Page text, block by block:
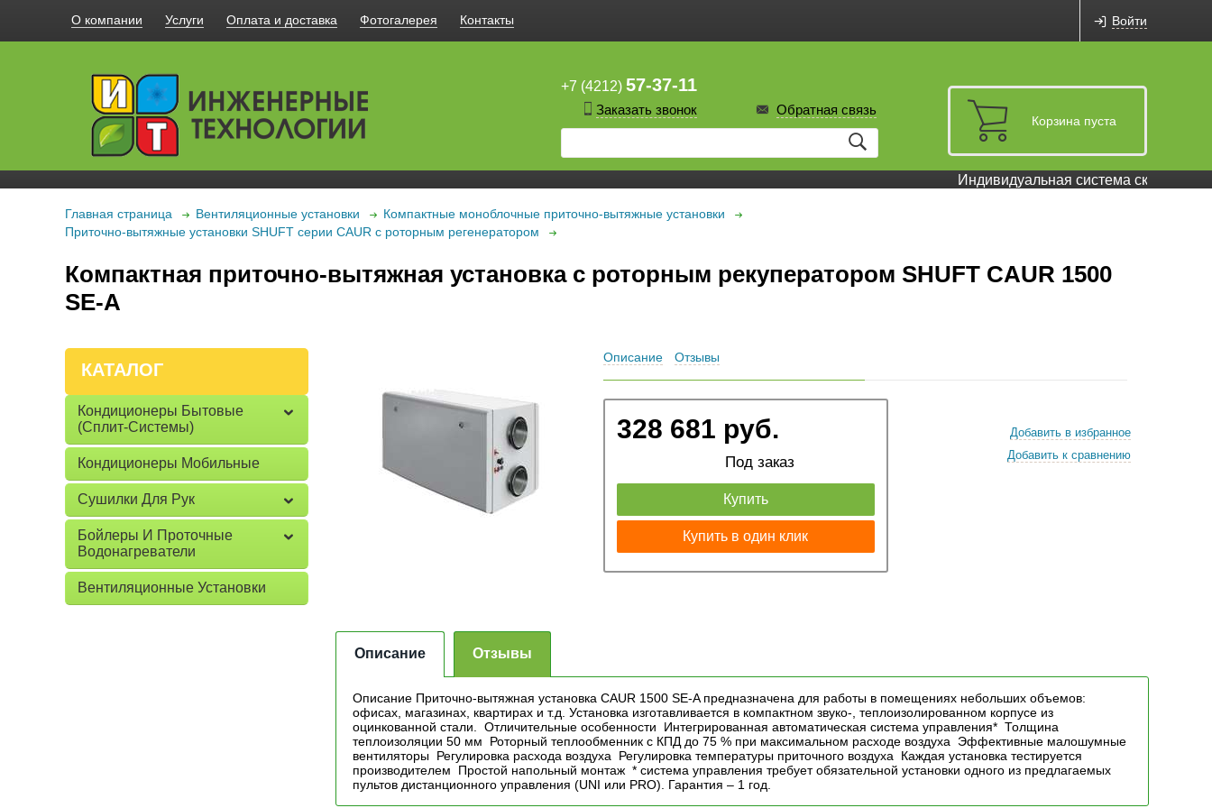
Войти
+7 (4212) 57-37-11
Заказать звонок Обратная связь
Корзина пуста
О компании Услуги Оплата и доставка Фотогалерея Контакты
Индивидуальная система скидок и
Главная страница Вентиляционные установки
Компактные моноблочные приточно-вытяжные установки
Приточно-вытяжные установки SHUFT серии CAUR с роторным регенератором
Компактная приточно-вытяжная установка с роторным рекуператором SHUFT CAUR 1500
SE-A
КАТАЛОГ
Кондиционеры Бытовые
(сплит-Системы)
Кондиционеры Мобильные
Сушилки Для Рук
Бойлеры И Проточные
Водонагреватели
Вентиляционные Установки
Описание Отзывы
328 681 руб.
Под заказ
Купить
Купить в один клик
Добавить в избранное
Добавить к сравнению
Описание
Описание Приточно-вытяжная установка CAUR 1500 SE-A предназначена для работы в помещениях небольших объемов:
офисах, магазинах, квартирах и т.д. Установка изготавливается в компактном звуко-, теплоизолированном корпусе из
оцинкованной стали. Отличительные особенности Интегрированная автоматическая система управления* Толщина
теплоизоляции 50 мм Роторный теплообменник с КПД до 75 % при максимальном расходе воздуха Эффективные малошумные
вентиляторы Регулировка расхода воздуха Регулировка температуры приточного воздуха Каждая установка тестируется
производителем Простой напольный монтаж * система управления требует обязательной установки одного из предлагаемых
пультов дистанционного управления (UNI или PRO). Гарантия – 1 год.
Отзывы